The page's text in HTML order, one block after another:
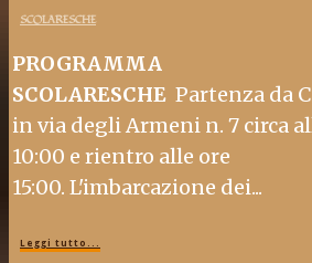
SCOLARESCHE
PROGRAMMA
SCOLARESCHE Partenza da
in via degli Armeni n. 7 circa
10:00 e rientro alle ore
15:00. L'imbarcazione dei...
Leggi tutto...